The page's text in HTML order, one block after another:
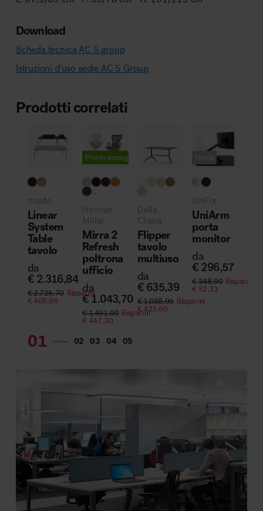
Download
Scheda tecnica AC 5 group
Istruzioni d'uso sedie AC 5 Group
Prodotti correlati
muuto
Linear
System
Table
tavolo
da
€ 2.316,84
€2.725,70 Risparmi
€408,86
Pronta consegna
Herman
Miller
Mirra 2
Refresh
poltrona
ufficio
da
€1.043,70
€1.491,00 Risparmi
€447,30
Della
Chiara
Flipper
tavolo
multiuso
da
€ 635,39
€1.058,99 Risparmi
€423,60
UniFor
UniArm
porta
monitor
da
€ 296,57
€348,90 Risparmi
€52,33